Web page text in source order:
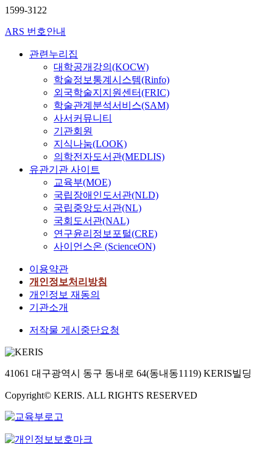
1599-3122
ARS 번호안내
관련누리집
대학공개강의(KOCW)
학술정보통계시스템(Rinfo)
외국학술지지원센터(FRIC)
학술관계분석서비스(SAM)
사서커뮤니티
기관회원
지식나눔(LOOK)
의학전자도서관(MEDLIS)
유관기관 사이트
교육부(MOE)
국립장애인도서관(NLD)
국립중앙도서관(NL)
국회도서관(NAL)
연구윤리정보포털(CRE)
사이언스온 (ScienceON)
이용약관
개인정보처리방침
개인정보 재동의
기관소개
저작물 게시중단요청
41061 대구광역시 동구 동내로 64(동내동1119) KERIS빌딩
Copyright© KERIS. ALL RIGHTS RESERVED